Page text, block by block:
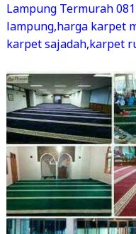
Lampung Termurah
lampung,harga karpet
karpet sajadah,karpet